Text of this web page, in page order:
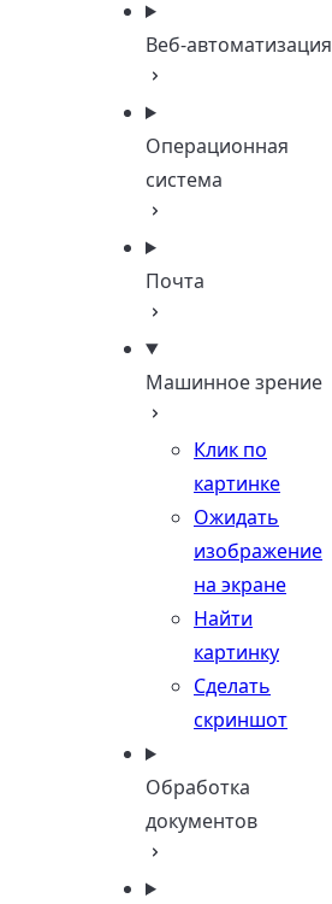
Веб-автоматизация
Операционная
система
Почта
Машинное зрение
Клик по
картинке
Ожидать
изображение
на экране
Найти
картинку
Сделать
скриншот
Обработка
документов